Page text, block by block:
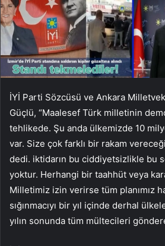
İYİ Parti Sözcüsü ve Ankara
Güçlü, “Maalesef Türk milletinin
tehlikede. Şu anda ülkemizde 10
var. Size çok farklı bir rakam
dedi. iktidarın bu ciddiyetsizlikle bu
yoktur. Herhangi bir taahhüt veya
Milletimiz izin verirse tüm planımız
sığınmacıyı bir yıl içinde derhal
yılın sonunda tüm mültecileri